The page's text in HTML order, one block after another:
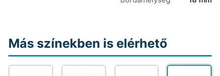
Más színekben is elérhető